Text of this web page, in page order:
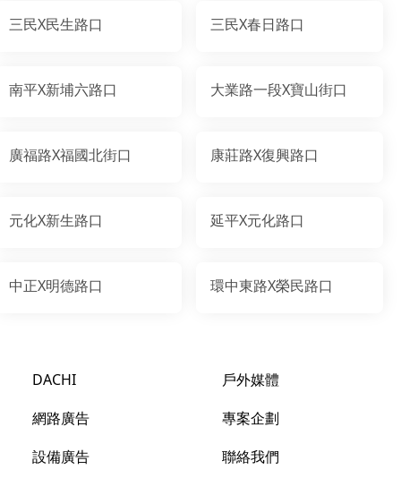
三民X民生路口 三民X春日路口
南平X新埔六路口 大業路一段X寶山街口
廣福路X福國北街口 康莊路X復興路口
元化X新生路口 延平X元化路口
中正X明德路口 環中東路X榮民路口
DACHI
戶外媒體
網路廣告
專案企劃
設備廣告
聯絡我們